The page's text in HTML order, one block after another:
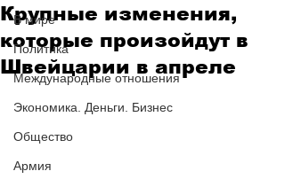
В мире
Политика
Международные отношения
Экономика. Деньги. Бизнес
Общество
Армия
Крупные изменения,
которые произойдут в
Швейцарии в апреле